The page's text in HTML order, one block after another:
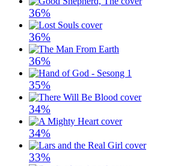
36%
36%
36%
35%
34%
34%
33%